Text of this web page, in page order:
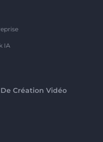
IA
Création Vidéo